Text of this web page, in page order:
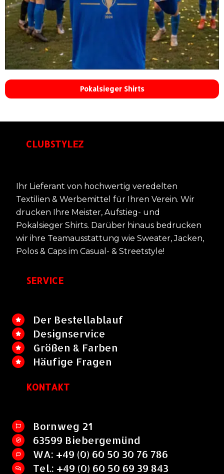
Pokalsieger Shirts
CLUBSTYLEZ
Ihr Lieferant von hochwertig veredelten
Textilien & Werbemittel für Ihren Verein. Wir
drucken Ihre Meister, Aufstieg- und
Pokalsieger Shirts. Darüber hinaus bedrucken
wir ihre Teamausstattung wie Sweater, Jacken,
Polos & Caps im Casual- & Streetstyle!
SERVICE
Der Bestellablauf
Designservice
Größen & Farben
Häufige Fragen
KONTAKT
Bornweg 21
63599 Biebergemünd
WA: +49 (0) 60 50 30 76 786
Tel.: +49 (0) 60 50 69 39 843